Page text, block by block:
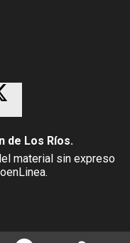
de Los Ríos.
material sin expreso